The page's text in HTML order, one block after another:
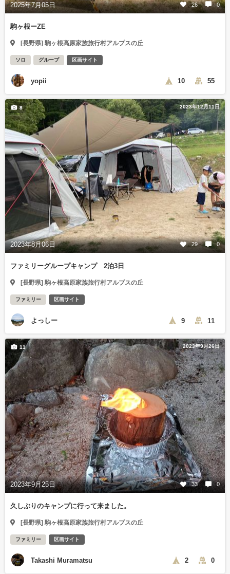
2025年7月05日 26 0
駒ヶ根ーZE
[長野県] 駒ヶ根高原家族旅行村アルプスの丘
ソロ グループ 区画サイト
yopii 10 55
2023年12月11日
2023年8月06日 29 0
8
ファミリーグループキャンプ 2泊3日
[長野県] 駒ヶ根高原家族旅行村アルプスの丘
ファミリー 区画サイト
よっしー 9 11
2023年9月26日
2023年9月25日 33 0
11
久しぶりのキャンプに行って来ました。
[長野県] 駒ヶ根高原家族旅行村アルプスの丘
ファミリー 区画サイト
Takashi Muramatsu 2 0